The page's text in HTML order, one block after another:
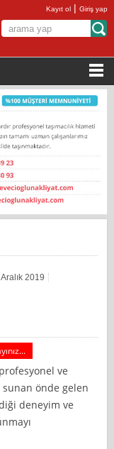
Kayıt ol |Giriş yap
2019
ve
önde gelen
deneyim ve